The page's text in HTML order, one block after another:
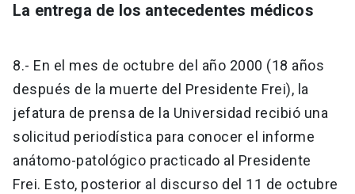
La entrega de los antecedentes médicos
8.- En el mes de octubre del año 2000 (18 años
después de la muerte del Presidente Frei), la
jefatura de prensa de la Universidad recibió una
solicitud periodística para conocer el informe
anátomo-patológico practicado al Presidente
Frei. Esto, posterior al discurso del 11 de octubre